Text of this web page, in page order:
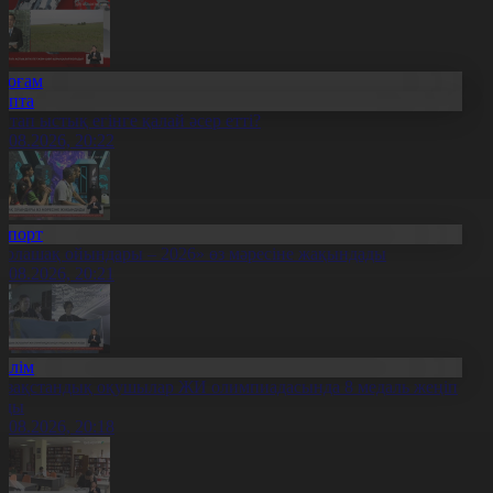
ыстық егінге қалай әсер етті?
20:22
ойындары – 2026» өз мәресіне жақындады
20:21
оқушылар ЖИ олимпиадасында 8 медаль жеңіп
20:18